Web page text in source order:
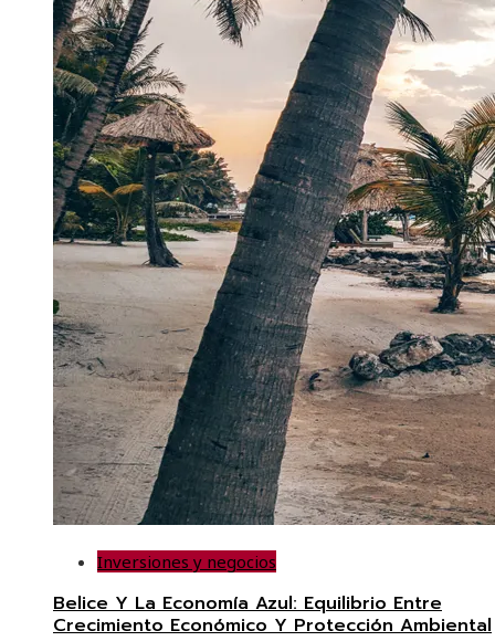
Inversiones y negocios
Belice Y La Economía Azul: Equilibrio Entre
Crecimiento Económico Y Protección Ambiental